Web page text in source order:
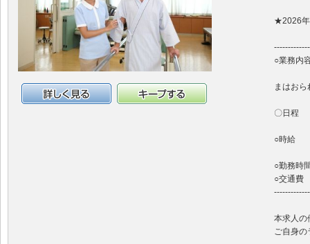
★2026年
○業務内
まはお
〇日程
○時給
○勤務時
○交通費
本求人の
ご自身の